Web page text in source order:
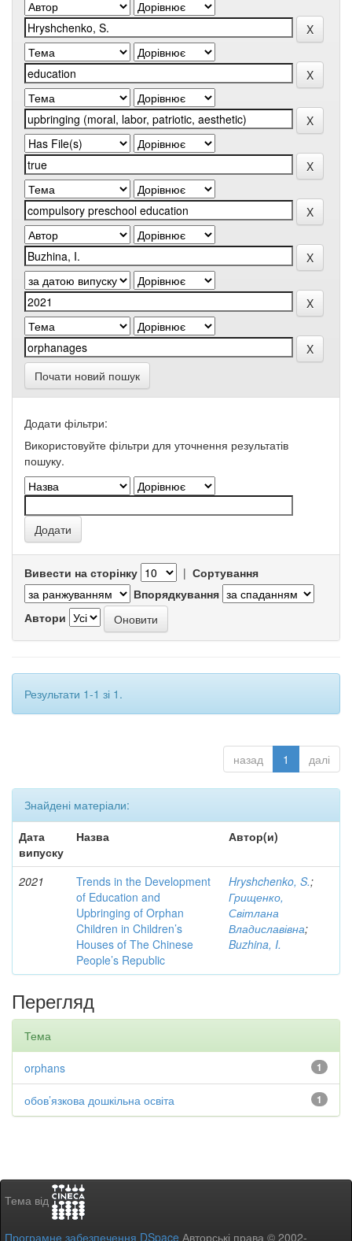
Почати новий пошук
Додати фільтри:
Використовуйте фільтри для уточнення результатів
пошуку.
Вивести на сторінку | Сортування
Впорядкування
Автори
Результати 1-1 зі 1.
назад 1 далі
Знайдені матеріали:
Дата
випуску
Назва Автор(и)
2021
Trends in the Development
of Education and
Upbringing of Orphan
Children in Children’s
Houses of The Chinese
People’s Republic
Hryshchenko, S.;
Грищенко,
Світлана
Владиславівна;
Buzhina, I.
Перегляд
Тема
1
orphans
1
обов’язкова дошкільна освіта
Тема від
Програмне забезпечення DSpace Авторські права © 2002-